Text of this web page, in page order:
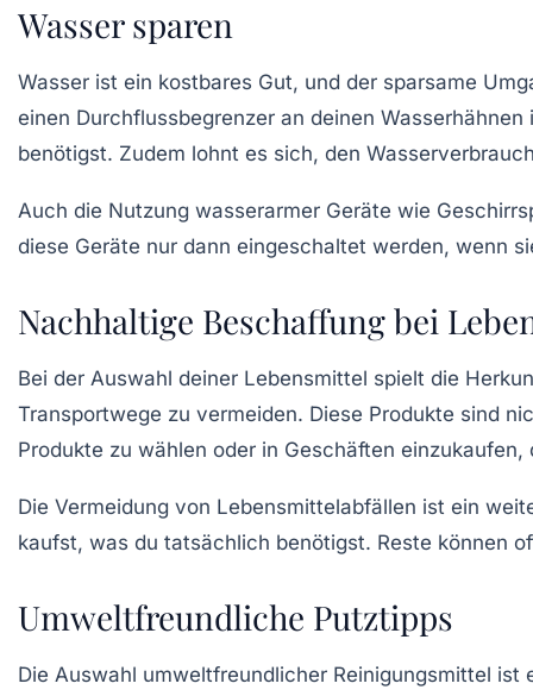
Wasser sparen
Wasser ist ein kostbares Gut, und der sparsame
einen Durchflussbegrenzer an deinen
benötigst. Zudem lohnt es sich, den
Auch die Nutzung wasserarmer Geräte wie
diese Geräte nur dann eingeschaltet werden, wenn
Nachhaltige Beschaffung bei
Bei der Auswahl deiner Lebensmittel spielt die
Transportwege zu vermeiden. Diese Produkte sind
Produkte zu wählen oder in Geschäften
Die Vermeidung von Lebensmittelabfällen ist ein
kaufst, was du tatsächlich benötigst. Reste können
Umweltfreundliche Putztipps
Die Auswahl umweltfreundlicher Reinigungsmittel ist